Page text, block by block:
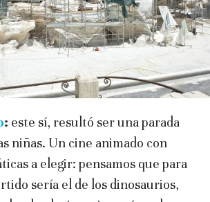
: este sí, resultó ser una parada
niñas. Un cine animado con
a elegir: pensamos que para
sería el de los dinosaurios,